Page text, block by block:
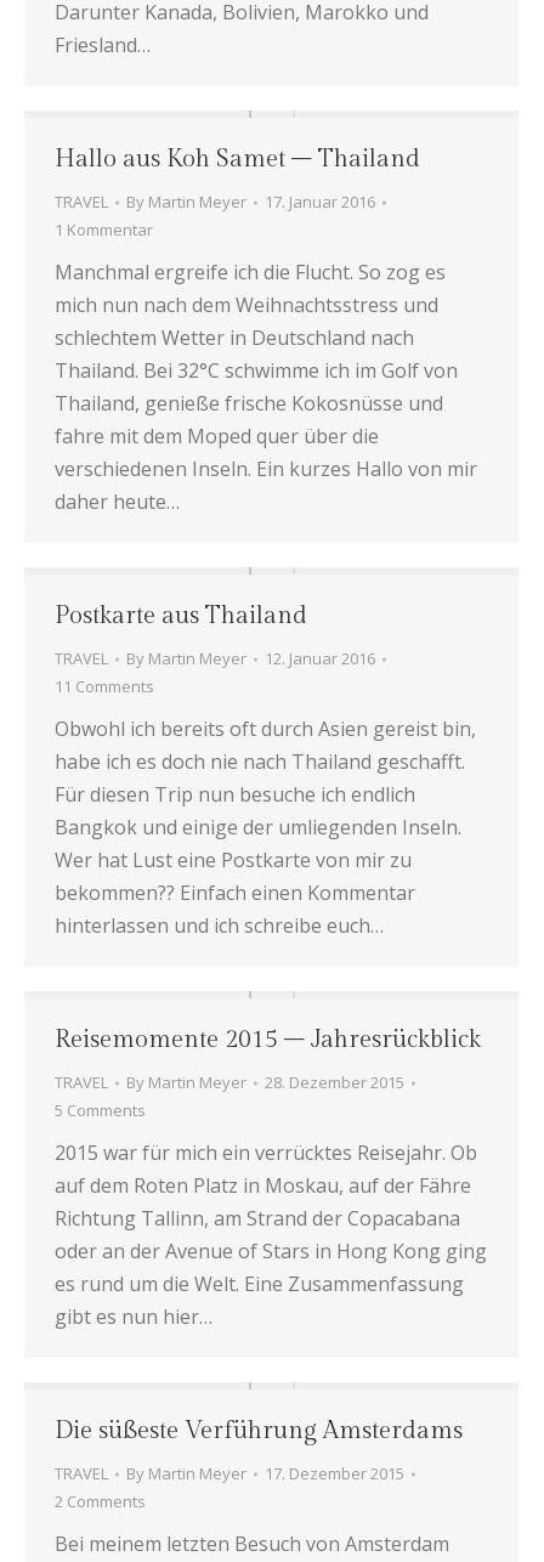
Darunter Kanada, Bolivien, Marokko und
Friesland…
Hallo aus Koh Samet – Thailand
TRAVEL By Martin Meyer
17. Januar 2016
1 Kommentar
Manchmal ergreife ich die Flucht. So zog es
mich nun nach dem Weihnachtsstress und
schlechtem Wetter in Deutschland nach
Thailand. Bei 32°C schwimme ich im Golf von
Thailand, genieße frische Kokosnüsse und
fahre mit dem Moped quer über die
verschiedenen Inseln. Ein kurzes Hallo von mir
daher heute…
Postkarte aus Thailand
TRAVEL By Martin Meyer
12. Januar 2016
11 Comments
Obwohl ich bereits oft durch Asien gereist bin,
habe ich es doch nie nach Thailand geschafft.
Für diesen Trip nun besuche ich endlich
Bangkok und einige der umliegenden Inseln.
Wer hat Lust eine Postkarte von mir zu
bekommen?? Einfach einen Kommentar
hinterlassen und ich schreibe euch…
Reisemomente 2015 – Jahresrückblick
TRAVEL By Martin Meyer
28. Dezember 2015
5 Comments
2015 war für mich ein verrücktes Reisejahr. Ob
auf dem Roten Platz in Moskau, auf der Fähre
Richtung Tallinn, am Strand der Copacabana
oder an der Avenue of Stars in Hong Kong ging
es rund um die Welt. Eine Zusammenfassung
gibt es nun hier…
Die süßeste Verführung Amsterdams
TRAVEL By Martin Meyer
17. Dezember 2015
2 Comments
Bei meinem letzten Besuch von Amsterdam